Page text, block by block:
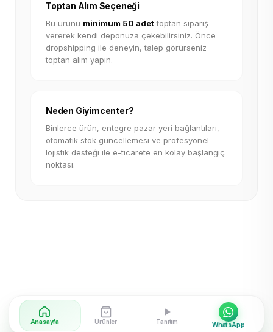
Anasayfa Ürünler Tanıtım WhatsApp
Toptan Alım Seçeneği
Bu ürünü minimum 50 adettoptan sipariş
vererek kendi deponuza çekebilirsiniz. Önce
dropshipping ile deneyin, talep görürseniz
toptan alım yapın.
Neden Giyimcenter?
Binlerce ürün, entegre pazar yeri bağlantıları,
otomatik stok güncellemesi ve profesyonel
lojistik desteği ile e-ticarete en kolay başlangıç
noktası.